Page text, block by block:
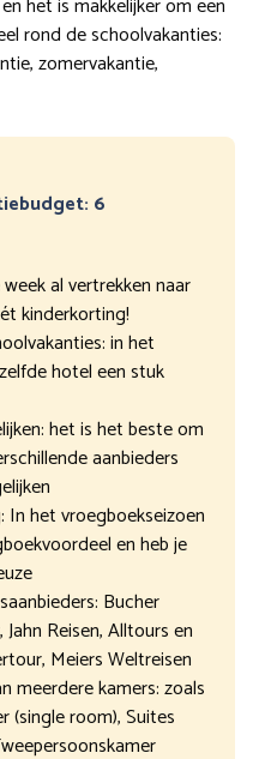
rond de schoolvakanties:
zomervakantie,
6
al vertrekken naar
kinderkorting!
in het
hotel een stuk
het is het beste om
aanbieders
het vroegboekseizoen
en heb je
Bucher
Reisen, Alltours en
Meiers Weltreisen
meerdere kamers: zoals
(single room), Suites